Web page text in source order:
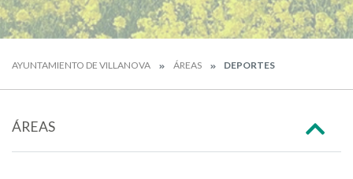
AYUNTAMIENTO DE VILLANOVA ÁREAS DEPORTES
ÁREAS